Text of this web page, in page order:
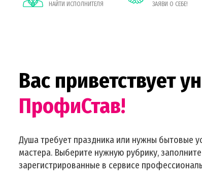
НАЙТИ ИСПОЛНИТЕЛЯ ЗАЯВИ О СЕБЕ!
Вас приветствует
ПрофиСтав!
Душа требует праздника или нужны бытовые
мастера. Выберите нужную рубрику, заполните
зарегистрированные в сервисе